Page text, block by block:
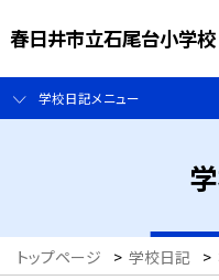
春日井市立石尾台小学校
学校日記メニュー
トップページ > 学校日記 >